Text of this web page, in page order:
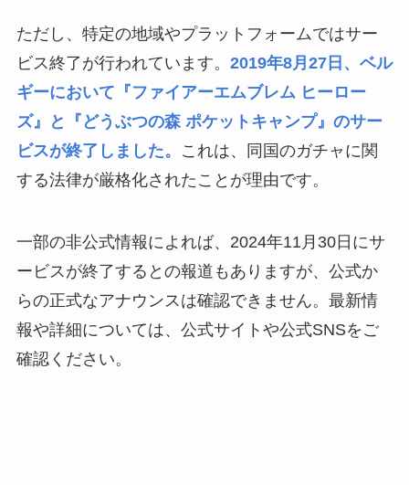
ただし、特定の地域やプラットフォームではサー
ビス終了が行われています。 2019年8月27日、ベル
ギーにおいて『ファイアーエムブレム ヒーロー
ズ』と『どうぶつの森 ポケットキャンプ』のサー
ビスが終了しました。
これは、同国のガチャに関
する法律が厳格化されたことが理由です。
一部の非公式情報によれば、2024年11月30日にサ
ービスが終了するとの報道もありますが、公式か
らの正式なアナウンスは確認できません。最新情
報や詳細については、公式サイトや公式SNSをご
確認ください。